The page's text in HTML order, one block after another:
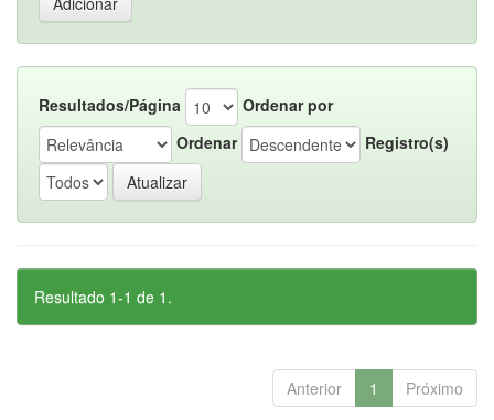
Resultados/Página
Ordenar por
Ordenar
Registro(s)
Resultado 1-1 de 1.
Anterior 1 Próximo